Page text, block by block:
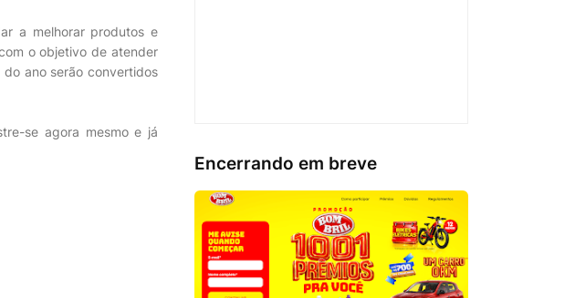
a melhorar produtos e
o objetivo de atender
ano serão convertidos
se agora mesmo e já
Encerrando em breve